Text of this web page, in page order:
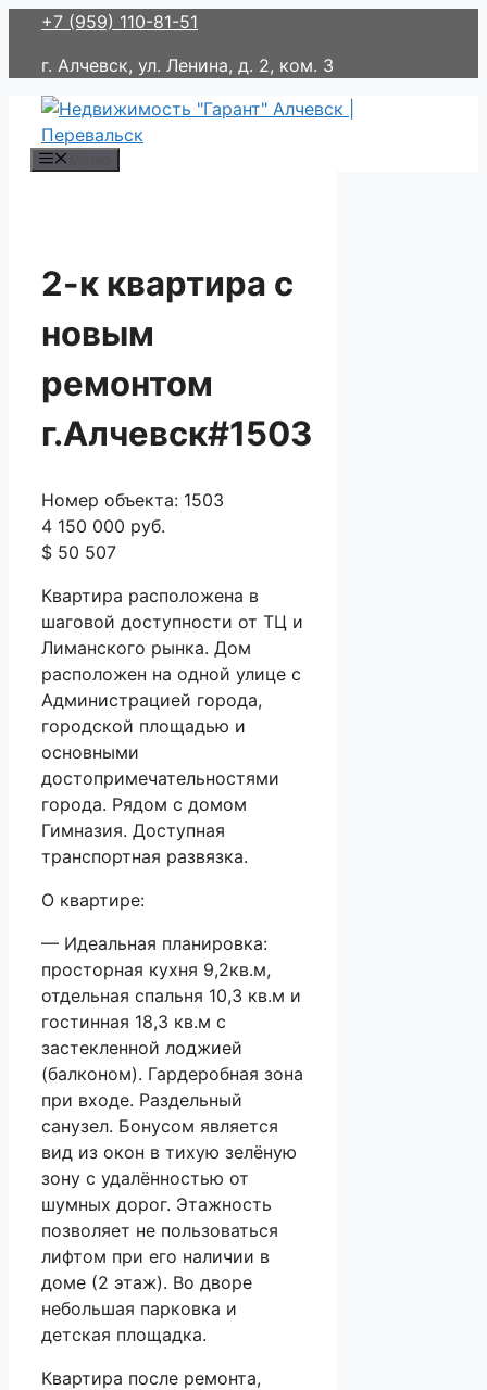
Перейти
содержимому
+7 (959) 110-81-51
г. Алчевск, ул. Ленина, д. 2, ком. 3
2-к квартира с
новым
ремонтом
г.Алчевск#1503
Номер объекта: 1503
4 150 000 руб.
$ 50 507
Квартира расположена в
шаговой доступности от ТЦ и
Лиманского рынка. Дом
расположен на одной улице с
Администрацией города,
городской площадью и
основными
достопримечательностями
города. Рядом с домом
Гимназия. Доступная
транспортная развязка.
О квартире:
— Идеальная планировка:
просторная кухня 9,2кв.м,
отдельная спальня 10,3 кв.м и
гостинная 18,3 кв.м с
застекленной лоджией
(балконом). Гардеробная зона
при входе. Раздельный
санузел. Бонусом является
вид из окон в тихую зелёную
зону с удалённостью от
шумных дорог. Этажность
позволяет не пользоваться
лифтом при его наличии в
доме (2 этаж). Во дворе
небольшая парковка и
детская площадка.
Квартира после ремонта,